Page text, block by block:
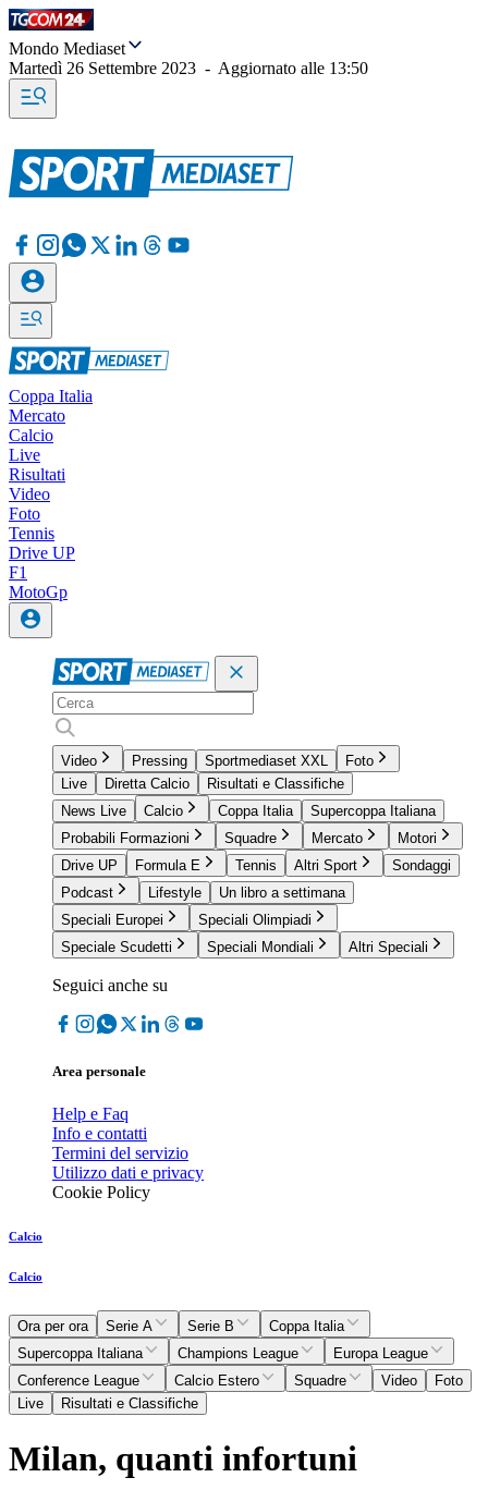
Mondo Mediaset
Martedì 26 Settembre 2023 - Aggiornato alle 13:50
Coppa Italia
Mercato
Calcio
Live
Risultati
Video
Foto
Tennis
Drive UP
F1
MotoGp
Video Pressing Sportmediaset XXL
Foto
Live
Diretta Calcio
Risultati e Classifiche
News Live
Calcio Coppa Italia
Supercoppa Italiana
Probabili Formazioni
Squadre Mercato
Motori
Drive UP
Formula E Tennis Altri Sport
Sondaggi
Podcast
Lifestyle
Un libro a settimana
Speciali Europei
Speciali Olimpiadi
Speciale Scudetti
Speciali Mondiali Altri Speciali
Seguici anche su
Area personale
Help e Faq
Info e contatti
Termini del servizio
Utilizzo dati e privacy
Cookie Policy
Calcio
Calcio
Ora per ora Serie A Serie B
Coppa Italia
Supercoppa Italiana
Champions League
Europa League
Conference League
Calcio Estero Squadre Video
Foto
Live
Risultati e Classifiche
Milan, quanti infortuni